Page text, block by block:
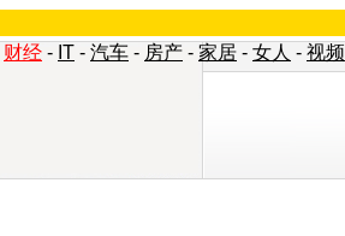
财经 - IT - 汽车 - 房产 - 家居 - 女人 - 视频